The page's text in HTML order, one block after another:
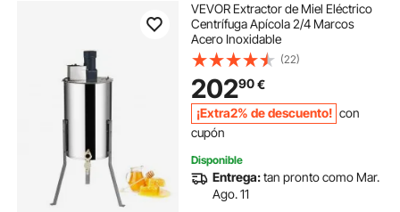
VEVOR Extractor de Miel Eléctrico
Centrífuga Apícola 2/4 Marcos
Acero Inoxidable
(22)
20290€
¡Extra2% de descuento! con
cupón
Disponible
Entrega:tan pronto como Mar.
Ago. 11